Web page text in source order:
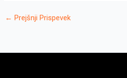
← Prejšnji Prispevek